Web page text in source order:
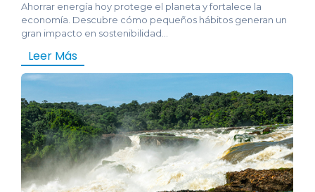
Ahorrar energía hoy protege el planeta y fortalece la
economía. Descubre cómo pequeños hábitos generan un
gran impacto en sostenibilidad...
Leer Más